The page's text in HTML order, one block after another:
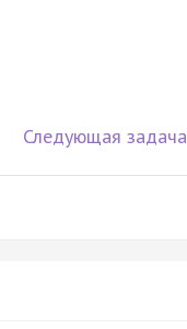
Следующая задача